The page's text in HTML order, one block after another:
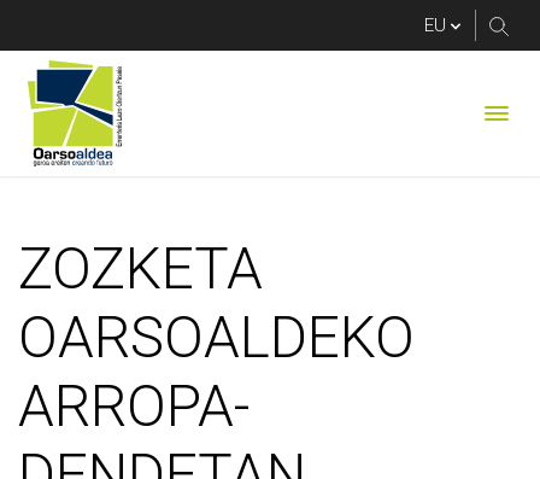
ZOZKETA
OARSOALDEKO
ARROPA-